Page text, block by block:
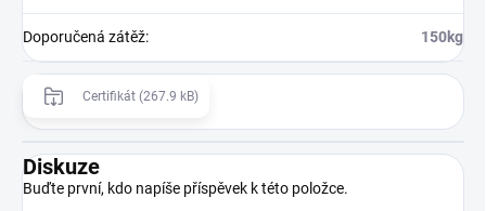
Doporučená zátěž: 150kg
Certifikát (267.9 kB)
Diskuze
Buďte první, kdo napíše příspěvek k této položce.